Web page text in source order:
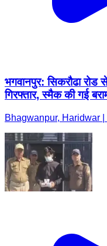
भगवानपुर: सिकरौढा
गिरफ्तार, स्मैक की गई
Bhagwanpur, Haridwar